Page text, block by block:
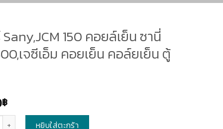
150 คอยล์เย็น ซานี่
เจซีเอ็ม คอยเย็น คอล์ยเย็น ตู้
฿
หยิบใส่ตะกร้า